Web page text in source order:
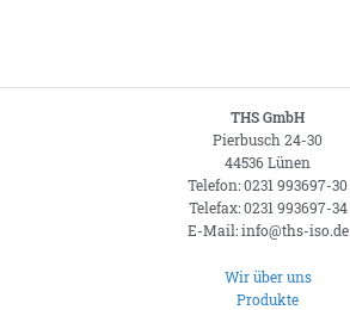
THS GmbH
Pierbusch 24-30
44536 Lünen
Telefon: 0231 993697-30
Telefax: 0231 993697-34
E-Mail: info@ths-iso.de
Wir über uns
Produkte